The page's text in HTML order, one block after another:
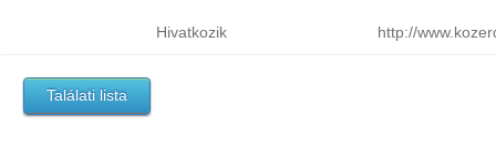
Hivatkozik http://
Találati lista